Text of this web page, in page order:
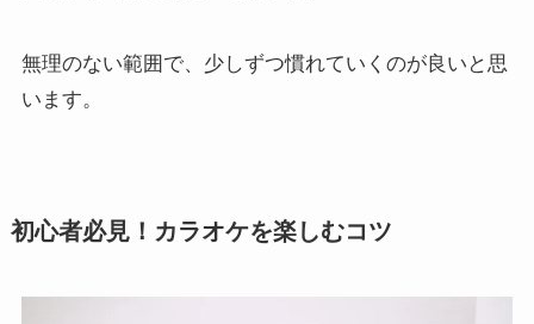
無理のない範囲で、少しずつ慣れていくのが良いと思
います。
初心者必見！カラオケを楽しむコツ